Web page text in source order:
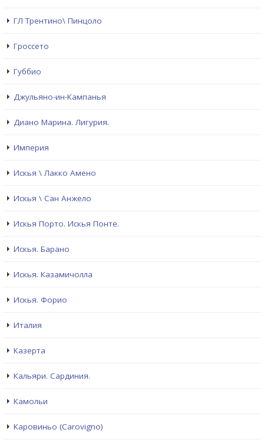
ГЛ Трентино\ Пинцоло
Гроссето
Губбио
Джульяно-ин-Кампанья
Диано Марина. Лигурия.
Империя
Искья \ Лакко Амено
Искья \ Сан Анжело
Искья Порто. Искья Понте.
Искья. Барано
Искья. Казамичолла
Искья. Форио
Италия
Казерта
Кальяри. Сардиния.
Камольи
Каровиньо (Carovigno)